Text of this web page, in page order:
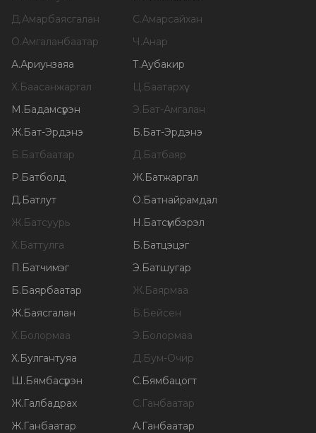
Д.Амарбаясгалан С.Амарсайхан
О.Амгаланбаатар Ч.Анар
А.Ариунзаяа Т.Аубакир
Х.Баасанжаргал Ц.Баатархүү
М.Бадамсүрэн Э.Бат-Амгалан
Ж.Бат-Эрдэнэ Б.Бат-Эрдэнэ
Б.Батбаатар Д.Батбаяр
Р.Батболд Ж.Батжаргал
Д.Батлут О.Батнайрамдал
Ж.Батсуурь Н.Батсүмбэрэл
Х.Баттулга Б.Батцэцэг
П.Батчимэг Э.Батшугар
Б.Баярбаатар Ж.Баярмаа
Ж.Баясгалан Б.Бейсен
Х.Болормаа Э.Болормаа
Х.Булгантуяа Д.Бум-Очир
Ш.Бямбасүрэн С.Бямбацогт
Ж.Галбадрах С.Ганбаатар
Ж.Ганбаатар А.Ганбаатар